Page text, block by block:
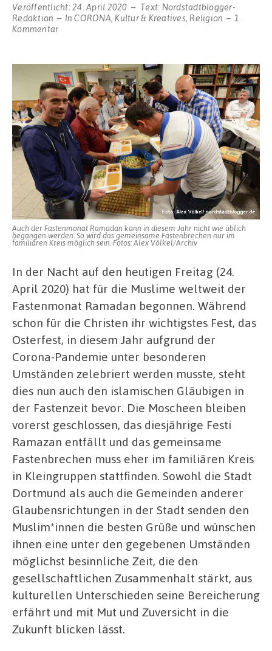
Veröffentlicht:24. April 2020 Text: Nordstadtblogger-
Redaktion
InCORONA,Kultur & Kreatives,Religion
1
Kommentarzu
keine
Grenzen
–
unsere
Gebete
auch
nicht:
Dortmund
wünscht
Muslim*innen
einen
gesegneten
Ramadan
Auch der Fastenmonat Ramadan kann in diesem Jahr nicht wie üblich
begangen werden. So wird das gemeinsame Fastenbrechen nur im
familiären Kreis möglich sein. Fotos: Alex Völkel/Archiv
In der Nacht auf den heutigen Freitag (24.
April 2020) hat für die Muslime weltweit der
Fastenmonat Ramadan begonnen. Während
schon für die Christen ihr wichtigstes Fest, das
Osterfest, in diesem Jahr aufgrund der
Corona-Pandemie unter besonderen
Umständen zelebriert werden musste, steht
dies nun auch den islamischen Gläubigen in
der Fastenzeit bevor. Die Moscheen bleiben
vorerst geschlossen, das diesjährige Festi
Ramazan entfällt und das gemeinsame
Fastenbrechen muss eher im familiären Kreis
in Kleingruppen stattfinden. Sowohl die Stadt
Dortmund als auch die Gemeinden anderer
Glaubensrichtungen in der Stadt senden den
Muslim*innen die besten Grüße und wünschen
ihnen eine unter den gegebenen Umständen
möglichst besinnliche Zeit, die den
gesellschaftlichen Zusammenhalt stärkt, aus
kulturellen Unterschieden seine Bereicherung
erfährt und mit Mut und Zuversicht in die
Zukunft blicken lässt.